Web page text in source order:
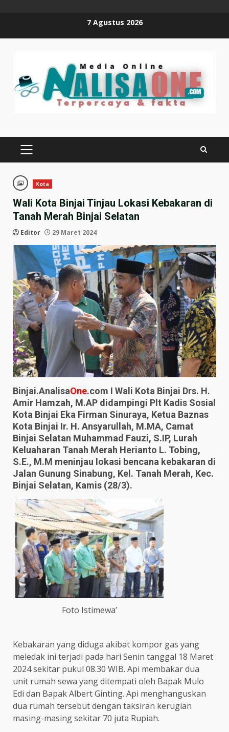
7 Agustus 2026
PRIMARY
Kota
Wali Kota Binjai Tinjau Lokasi Kebakaran di
Tanah Merah Binjai Selatan
Editor 29 Maret 2024
Binjai.AnalisaOne.com I Wali Kota Binjai Drs. H.
Amir Hamzah, M.AP didampingi Plt Kadis Sosial
Kota Binjai Eka Firman Sinuraya, Ketua Baznas
Kota Binjai Ir. H. Ansyarullah, M.MA, Camat
Binjai Selatan Muhammad Fauzi, S.IP, Lurah
Keluaharan Tanah Merah Herianto L. Tobing,
S.E., M.M meninjau lokasi bencana kebakaran di
Jalan Gunung Sinabung, Kel. Tanah Merah, Kec.
Binjai Selatan, Kamis (28/3).
Foto Istimewa’
Kebakaran yang diduga akibat kompor gas yang
meledak ini terjadi pada hari Senin tanggal 18 Maret
2024 sekitar pukul 08.30 WIB. Api membakar dua
unit rumah sewa yang ditempati oleh Bapak Mulo
Edi dan Bapak Albert Ginting. Api menghanguskan
dua rumah tersebut dengan taksiran kerugian
masing-masing sekitar 70 juta Rupiah.